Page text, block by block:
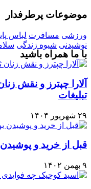
موضوعات پرطرفدار
ورزشی مسافرت لباس
نوشیدنی شیوه زندگی
با ما همراه باشید
آلارا چپترز و نقش
تبلیغات
۲۹ شهریور ۱۴۰۴
قبل از خرید و پوشیدن
۹ بهمن ۱۴۰۲